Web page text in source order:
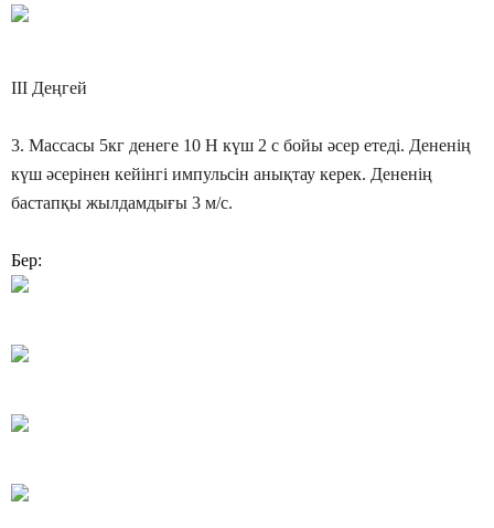
ІІІ Деңгей
3. Массасы 5кг денеге 10 Н күш 2 с бойы әсер етеді. Дененің
күш әсерінен кейінгі импульсін анықтау керек. Дененің
бастапқы жылдамдығы 3 м/с.
Бер: